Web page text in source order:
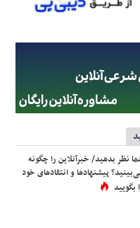
نظر بدهید/ خبرآنلاین را چگونه
پیشنهادها و انتقادهای خود
بگویید